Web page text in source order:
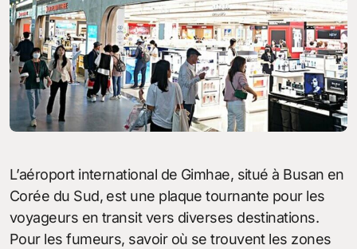
L’aéroport international de Gimhae, situé à Busan en
Corée du Sud, est une plaque tournante pour les
voyageurs en transit vers diverses destinations.
Pour les fumeurs, savoir où se trouvent les zones